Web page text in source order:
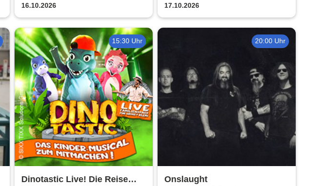
16.10.2026 17.10.2026
15:30 Uhr
Dinotastic Live! Die Reise
20:00 Uhr
Onslaught